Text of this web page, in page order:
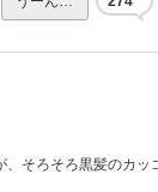
そろそろ黒髪のカッ